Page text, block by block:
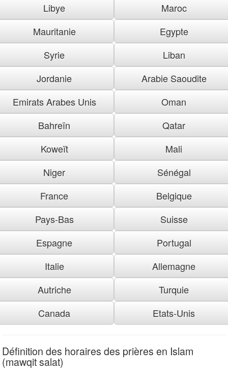
Libye
Maroc
Mauritanie
Egypte
Syrie
Liban
Jordanie
Arabie Saoudite
Emirats Arabes Unis
Oman
Bahreïn
Qatar
Koweït
Mali
Niger
Sénégal
France
Belgique
Pays-Bas
Suisse
Espagne
Portugal
Italie
Allemagne
Autriche
Turquie
Canada
Etats-Unis
Définition des horaires des prières en Islam
(mawqit salat)